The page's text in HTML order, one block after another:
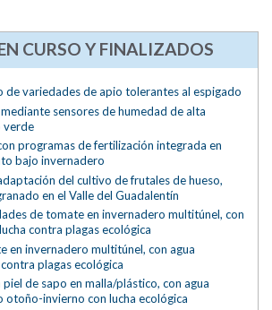
CURSO Y FINALIZADOS
variedades de apio tolerantes al espigado
sensores de humedad de alta
verde
programas de fertilización integrada en
bajo invernadero
del cultivo de frutales de hueso,
en el Valle del Guadalentín
de tomate en invernadero multitúnel, con
contra plagas ecológica
en invernadero multitúnel, con agua
plagas ecológica
de sapo en malla/plástico, con agua
otoño-invierno con lucha ecológica